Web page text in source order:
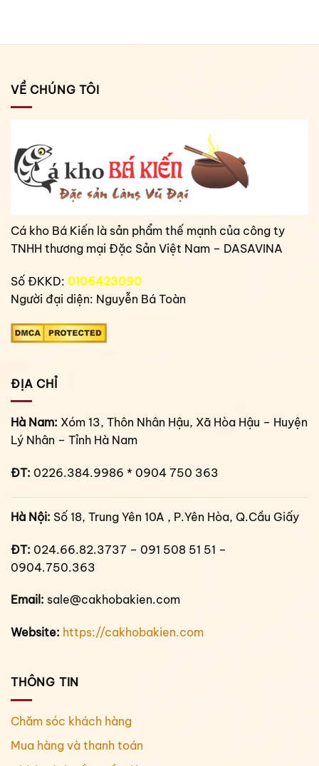
VỀ CHÚNG TÔI
Cá kho Bá Kiến là sản phẩm thế mạnh của công ty
TNHH thương mại Đặc Sản Việt Nam – DASAVINA
Số ĐKKD: 0106423090
Người đại diện: Nguyễn Bá Toàn
ĐỊA CHỈ
Hà Nam: Xóm 13, Thôn Nhân Hậu, Xã Hòa Hậu – Huyện
Lý Nhân – Tỉnh Hà Nam
ĐT: 0226.384.9986 * 0904 750 363
Hà Nội: Số 18, Trung Yên 10A , P.Yên Hòa, Q.Cầu Giấy
ĐT: 024.66.82.3737 – 091 508 51 51 –
0904.750.363
Email: sale@cakhobakien.com
Website: https://cakhobakien.com
THÔNG TIN
Chăm sóc khách hàng
Mua hàng và thanh toán